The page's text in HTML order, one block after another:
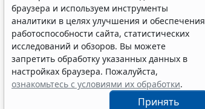
тирозинемии 1 типа
12:10Социальная сфера
Скидку в 50% на эвакуацию машины
предложили ввести за быструю оплату
штрафа
11:44 Транспорт
Статотчетность об основных фондах за
2026 год придется сдавать по новым
браузера и используем инструменты
аналитики в целях улучшения и обеспечения
работоспособности сайта, статистических
исследований и обзоров. Вы можете
запретить обработку указанных данных в
настройках браузера. Пожалуйста,
ознакомьтесь с условиями их обработки.
Принять